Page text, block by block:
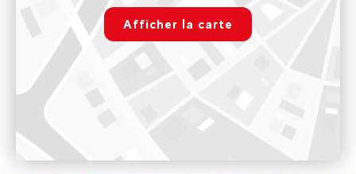
Paramétrer
Voir sur Google Maps
Au centre du village, place de l'horloge
Bureau ouvert au public sur les mêmes dates que l'ouverture
de la station, été comme hiver
Voir sur Google Maps
Afficher la carte